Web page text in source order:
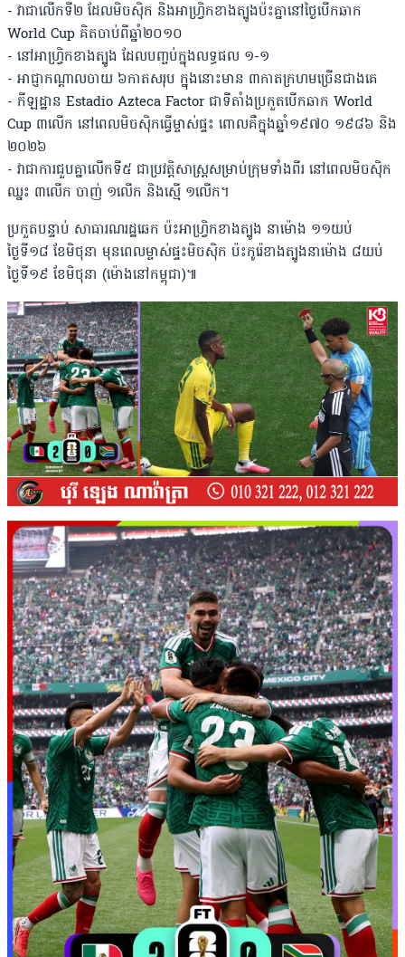
- វាជាលើកទី២ ដែលមិចស៊ិក និងអាហ្រ្វិកខាងត្បូងប៉ះគ្នានៅថ្ងៃបើកឆាក
World Cup គិតចាប់ពីឆ្នាំ២០១០
- នៅអាហ្រ្វិកខាងត្បូង ដែលបញ្ចប់ក្នុងលទ្ធផល ១-១
- អាជ្ញាកណ្តាលចាយ ៦កាតសរុប ក្នុងនោះមាន ៣កាតក្រហមច្រើនជាងគេ
- កីឡដ្ឋាន Estadio Azteca Factor ជាទីតាំងប្រកួតបើកឆាក World
Cup ៣លើក នៅពេលមិចស៊ិកធ្វើម្ចាស់ផ្ទះ ពោលគឺក្នុងឆ្នាំ១៩៧០ ១៩៨៦ និង
២០២៦
- វាជាការជួបគ្នាលើកទី៥ ជាប្រវត្តិសាស្រ្តសម្រាប់ក្រុមទាំងពីរ នៅពេលមិចស៊ិក
ឈ្នះ ៣លើក ចាញ់ ១លើក និងស្មើ ១លើក។
ប្រកួតបន្ទាប់ សាធារណរដ្ឋឆេក ប៉ះអាហ្រ្វិកខាងត្បូង នាម៉ោង ១១យប់
ថ្ងៃទី១៨ ខែមិថុនា មុនពេលម្ចាស់ផ្ទះមិចស៊ិក ប៉ះកូរ៉េខាងត្បូងនាម៉ោង ៨យប់
ថ្ងៃទី១៩ ខែមិថុនា (ម៉ោងនៅកម្ពុជា)៕